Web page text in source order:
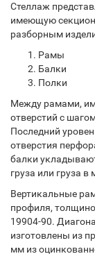
Стеллаж
имеющую
разборным
Рамы
Балки
Полки
Между рамами,
отверстий с
Последний
отверстия
балки
груза или груза
Вертикальные
профиля,
19904-90.
изготовлены из
мм из